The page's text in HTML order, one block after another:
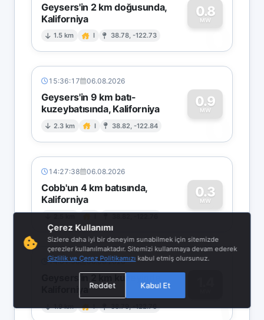
Geysers'in 2 km doğusunda,
Kaliforniya
1.5 km I 38.78, -122.73
0.8
MW
0
15:36:17 06.08.2026
Geysers'in 9 km batı-
kuzeybatısında, Kaliforniya
2.3 km I 38.82, -122.84
0.9
MW
0
14:27:38 06.08.2026
Cobb'un 4 km batısında,
Kaliforniya
0.3
MW
0
14:01:58 06.08.2026
1.9 km I 38.79, -122.76 1
Çerez Kullanımı
Sizlere daha iyi bir deneyim sunabilmek için sitemizde
çerezler kullanılmaktadır. Sitemizi kullanmaya devam ederek
Gizlilik ve Çerez Politikamızı kabul etmiş olursunuz.
Reddet Kabul Et